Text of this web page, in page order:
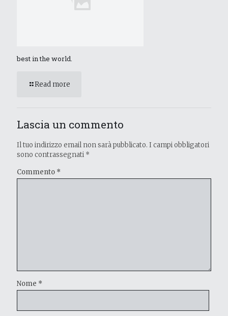
best in the world.
Read more
Lascia un commento
Il tuo indirizzo email non sarà pubblicato. I campi obbligatori
sono contrassegnati *
Commento *
Nome *